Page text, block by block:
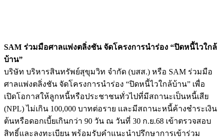
SAM ร่วมมือศาลแพ่งตลิ่งชัน จัดโครงการนำร่อง “ปิดหนี้ไวใกล้
บ้าน”
บริษัท บริหารสินทรัพย์สุขุมวิท จำกัด (บสส.) หรือ SAM ร่วมมือ
ศาลแพ่งตลิ่งชัน จัดโครงการนำร่อง “ปิดหนี้ไวใกล้บ้าน” เพื่อ
เปิดโอกาสให้ลูกหนี้หรือประชาชนทั่วไปที่มีสถานะเป็นหนี้เสีย
(NPL) ไม่เกิน 100,000 บาทต่อราย และมีสถานะหนี้ค้างชำระเงิน
ต้นหรือดอกเบี้ยเกินกว่า 90 วัน ณ วันที่ 30 ก.ย.68 เข้าตรวจสอบ
สิทธิ์และลงทะเบียน พร้อมรับคำแนะนำปรึกษาการเข้าร่วม